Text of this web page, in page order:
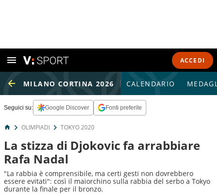
ACCEDI
MILANO CORTINA 2026 CALENDARIO
Seguici su: Google Discover Fonti preferite
OLIMPIADI TOKYO 2020
La stizza di Djokovic fa arrabbiare
Rafa Nadal
"La rabbia è comprensibile, ma certi gesti non dovrebbero
essere evitati": così il maiorchino sulla rabbia del serbo a Tokyo
durante la finale per il bronzo.